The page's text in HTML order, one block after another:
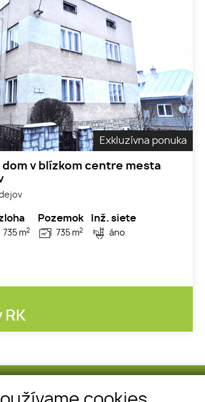
Exkluzívna ponuka
dom v blízkom centre mesta
735 m2
Pozemok
735 m2
Inž. siete
áno
RK
Telefón